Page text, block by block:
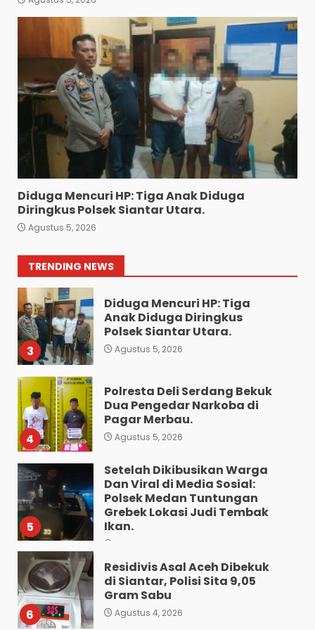
Diduga Mencuri HP: Tiga Anak Diduga
Diringkus Polsek Siantar Utara.
Agustus 5, 2026
TRENDING NEWS
7
Sat Reskrim Polres
Pematangsiantar Amankan
4.800 Bungkus Rokok Ilegal
ke Bea Cukai Dan Dua
Terduga Pelaku
Agustus 4, 2026
1
Bawa 10 Butir Pil Ekstasi:
Mahasiswa Terpaksa
Nginap Dibalik Jeruji Besi
Polres Pematang Siantar.
Agustus 5, 2026
2
Pengedar 18 Butir Pil Ekstasi
Agustus 5, 2026
3
Diduga Mencuri HP: Tiga
Anak Diduga Diringkus
Polsek Siantar Utara.
Agustus 5, 2026
4
Polresta Deli Serdang Bekuk
Dua Pengedar Narkoba di
Pagar Merbau.
Agustus 5, 2026
5
Setelah Dikibusikan Warga
Dan Viral di Media Sosial:
Polsek Medan Tuntungan
Grebek Lokasi Judi Tembak
Ikan.
6
Residivis Asal Aceh Dibekuk
di Siantar, Polisi Sita 9,05
Gram Sabu
Agustus 4, 2026